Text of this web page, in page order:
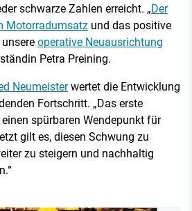
schwarze Zahlen erreicht. „Der
Motorradumsatz und das positive
operative Neuausrichtung
Petra Preining.
Neumeisterwertet die Entwicklung
Fortschritt. „Das erste
spürbaren Wendepunkt für
gilt es, diesen Schwung zu
zu steigern und nachhaltig